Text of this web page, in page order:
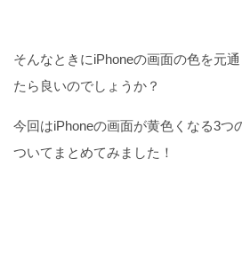
そんなときにiPhoneの画面の色を元
たら良いのでしょうか？
今回はiPhoneの画面が黄色くなる3つ
ついてまとめてみました！